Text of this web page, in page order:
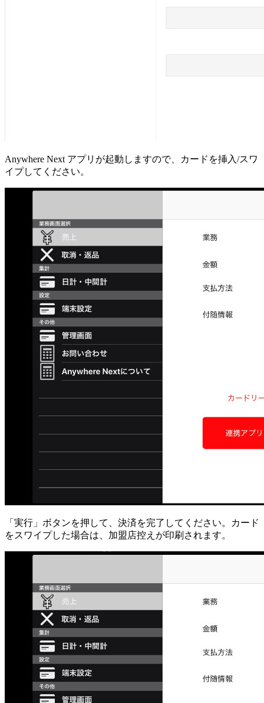
Anywhere Next アプリが起動しますので、カードを挿入/スワ
イプしてください。
「実行」ボタンを押して、決済を完了してください。カード
をスワイプした場合は、加盟店控えが印刷されます。